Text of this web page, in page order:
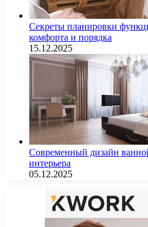
Секреты планировки
комфорта и порядка
15.12.2025
Современный дизайн
интерьера
05.12.2025